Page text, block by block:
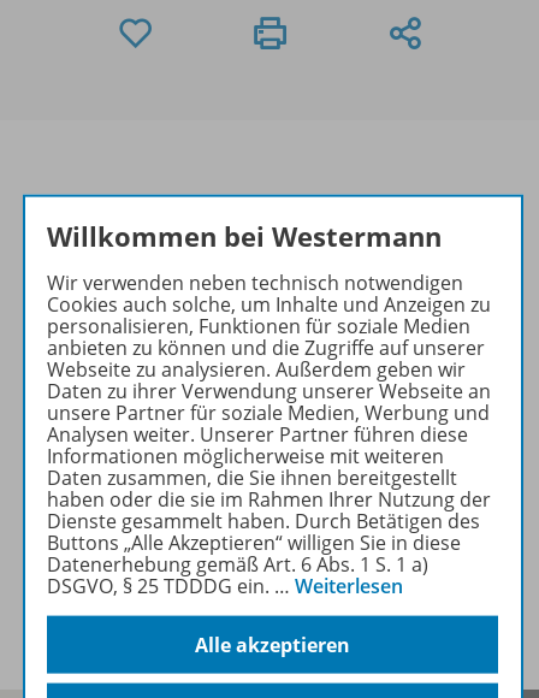
Produktinformationen
Beschreibung
Lizenzbedingungen
Zugehörige Produkte
Benachrichtigungs-Service
Willkommen bei Westermann
Wir verwenden neben technisch notwendigen
Cookies auch solche, um Inhalte und Anzeigen zu
personalisieren, Funktionen für soziale Medien
anbieten zu können und die Zugriffe auf unserer
Webseite zu analysieren. Außerdem geben wir
Daten zu ihrer Verwendung unserer Webseite an
unsere Partner für soziale Medien, Werbung und
Analysen weiter. Unserer Partner führen diese
Informationen möglicherweise mit weiteren
Daten zusammen, die Sie ihnen bereitgestellt
haben oder die sie im Rahmen Ihrer Nutzung der
Dienste gesammelt haben. Durch Betätigen des
Buttons „Alle Akzeptieren“ willigen Sie in diese
Datenerhebung gemäß Art. 6 Abs. 1 S. 1 a)
DSGVO, § 25 TDDDG ein. … Weiterlesen
Alle akzeptieren